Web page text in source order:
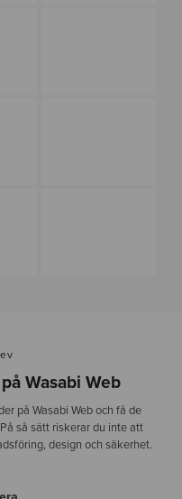
Wasabi Web
på Wasabi Web och få de
så sätt riskerar du inte att
design och säkerhet.